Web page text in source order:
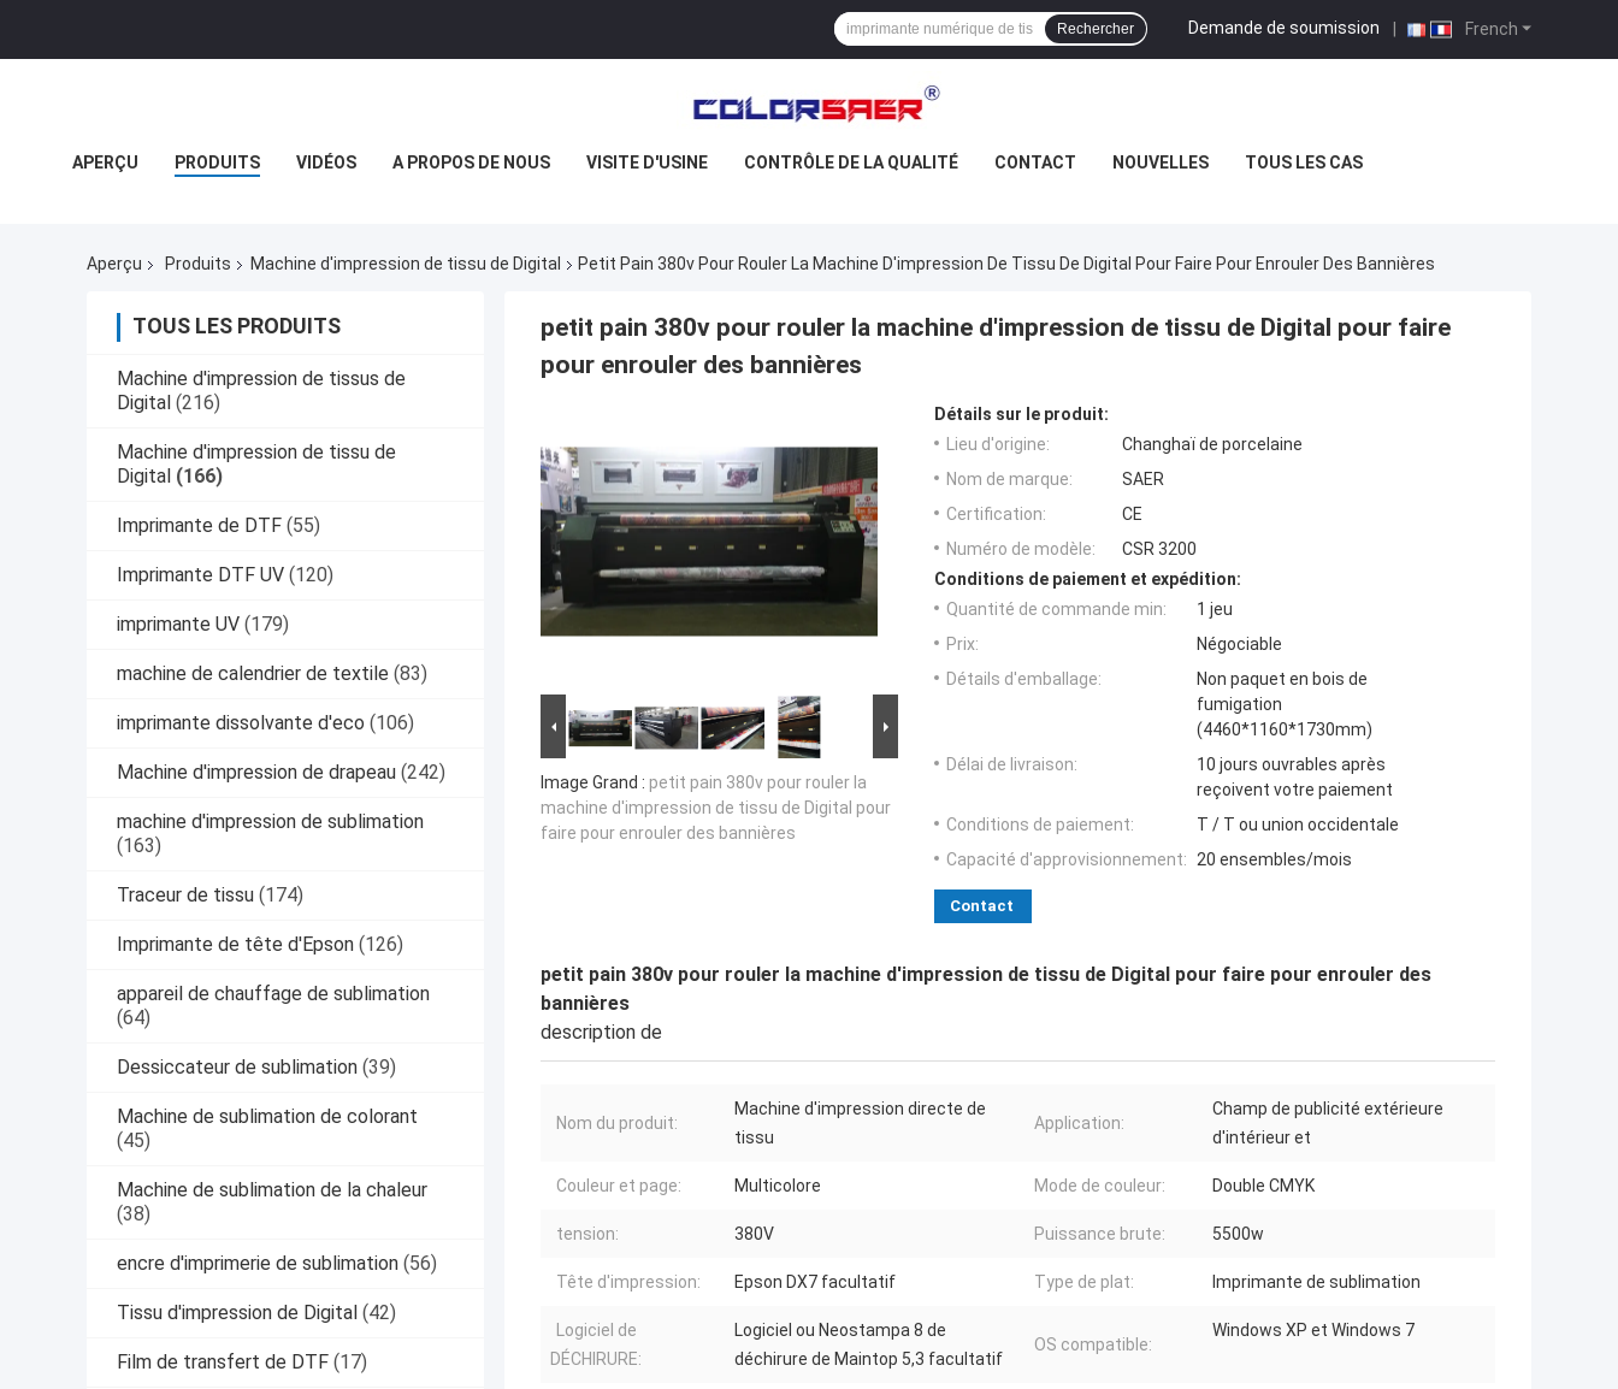
French
Demande de soumission |
Rechercher
APERÇU PRODUITS VIDÉOS A PROPOS DE NOUS VISITE D'USINE CONTRÔLE DE LA QUALITÉ CONTACT NOUVELLES TOUS LES CAS
Aperçu Produits Machine d'impression de tissu de Digital Petit Pain 380v Pour Rouler La Machine D'impression De Tissu De Digital Pour Faire Pour Enrouler Des Bannières
TOUS LES PRODUITS
Machine d'impression de tissus de
Digital (216)
Machine d'impression de tissu de
Digital (166)
Imprimante de DTF (55)
Imprimante DTF UV (120)
imprimante UV (179)
machine de calendrier de textile (83)
imprimante dissolvante d'eco (106)
Machine d'impression de drapeau (242)
machine d'impression de sublimation
(163)
Traceur de tissu (174)
Imprimante de tête d'Epson (126)
appareil de chauffage de sublimation
(64)
Dessiccateur de sublimation (39)
Machine de sublimation de colorant
(45)
Machine de sublimation de la chaleur
(38)
encre d'imprimerie de sublimation (56)
Tissu d'impression de Digital (42)
Film de transfert de DTF (17)
petit pain 380v pour rouler la machine d'impression de tissu de Digital pour faire
pour enrouler des bannières
Image Grand : petit pain 380v pour rouler la
machine d'impression de tissu de Digital pour
faire pour enrouler des bannières
Détails sur le produit:
Lieu d'origine:
Changhaï de porcelaine
Nom de marque:
SAER
Certification:
CE
Numéro de modèle:
CSR 3200
Conditions de paiement et expédition:
Quantité de commande min:
1 jeu
Prix:
Négociable
Détails d'emballage:
Non paquet en bois de
fumigation
(4460*1160*1730mm)
Délai de livraison:
10 jours ouvrables après
reçoivent votre paiement
Conditions de paiement:
T / T ou union occidentale
Capacité d'approvisionnement: 20 ensembles/mois
Contact
petit pain 380v pour rouler la machine d'impression de tissu de Digital pour faire pour enrouler des
bannières
description de
Nom du produit:
Machine d'impression directe de
tissu
Application:
Champ de publicité extérieure
d'intérieur et
Couleur et page: Multicolore Mode de couleur: Double CMYK
tension: 380V Puissance brute: 5500w
Tête d'impression: Epson DX7 facultatif Type de plat: Imprimante de sublimation
Logiciel de
DÉCHIRURE:
Logiciel ou Neostampa 8 de
déchirure de Maintop 5,3 facultatif
OS compatible:
Windows XP et Windows 7